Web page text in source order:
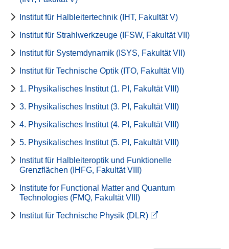
Institut für Halbleitertechnik (IHT, Fakultät V)
Institut für Strahlwerkzeuge (IFSW, Fakultät VII)
Institut für Systemdynamik (ISYS, Fakultät VII)
Institut für Technische Optik (ITO, Fakultät VII)
1. Physikalisches Institut (1. PI, Fakultät VIII)
3. Physikalisches Institut (3. PI, Fakultät VIII)
4. Physikalisches Institut (4. PI, Fakultät VIII)
5. Physikalisches Institut (5. PI, Fakultät VIII)
Institut für Halbleiteroptik und Funktionelle
Grenzflächen (IHFG, Fakultät VIII)
Institute for Functional Matter and Quantum
Technologies (FMQ, Fakultät VIII)
Institut für Technische Physik (DLR)